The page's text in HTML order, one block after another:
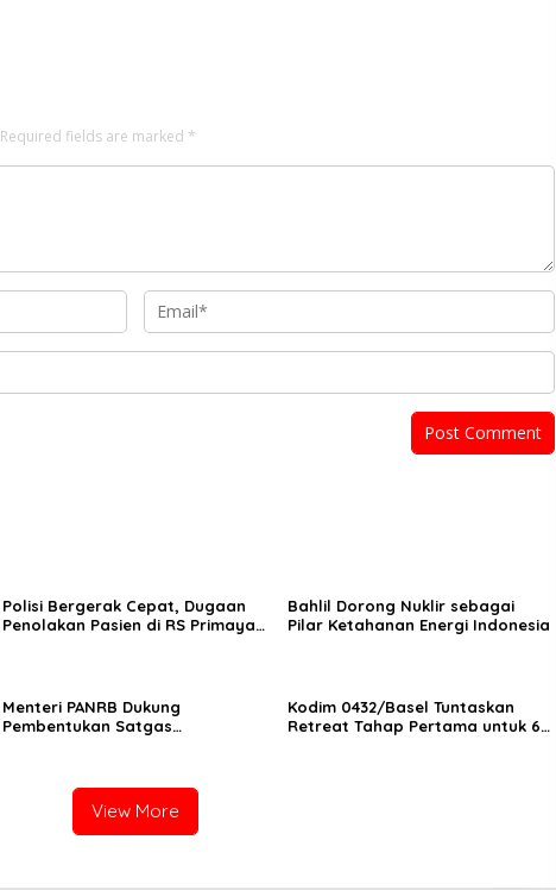
Required fields are marked *
Polisi Bergerak Cepat, Dugaan
Penolakan Pasien di RS Primaya
Bahlil Dorong Nuklir sebagai
Pilar Ketahanan Energi Indonesia
Menteri PANRB Dukung
Pembentukan Satgas
Kodim 0432/Basel Tuntaskan
Retreat Tahap Pertama untuk 67
View More